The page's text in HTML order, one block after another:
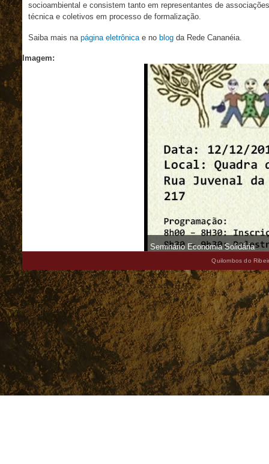
socioambiental e consistem tanto em representantes de
técnica e coletivos em processo de formalização.
Saiba mais na página eletrônicae no blogda Rede Cananéia.
Imagem:
Seminário Economia Solidária
Quilombos do